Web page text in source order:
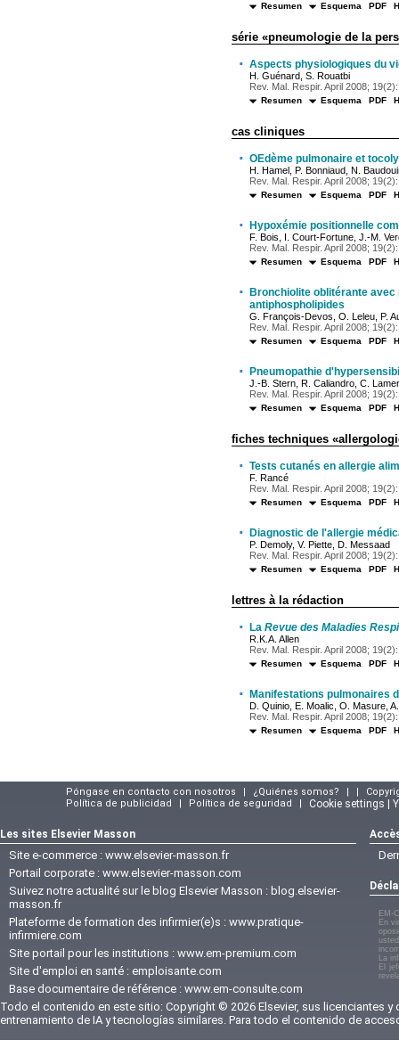
Resumen Esquema PDF
série «pneumologie de la
· Aspects physiologiques du
H. Guénard, S. Rouatbi
Rev. Mal. Respir. April 2008;
Resumen Esquema PDF
cas cliniques
· OEdème pulmonaire et
H. Hamel, P. Bonniaud, N.
Rev. Mal. Respir. April 2008;
Resumen Esquema PDF
· Hypoxémie positionnelle
F. Bois, I. Court-Fortune, J.-M.
Rev. Mal. Respir. April 2008;
Resumen Esquema PDF
·
Bronchiolite oblitérante
antiphospholipides
G. François-Devos, O. Leleu, P.
Rev. Mal. Respir. April 2008;
Resumen Esquema PDF
· Pneumopathie
J.-B. Stern, R. Caliandro, C.
Rev. Mal. Respir. April 2008;
Resumen Esquema PDF
fiches techniques
· Tests cutanés en allergie
F. Rancé
Rev. Mal. Respir. April 2008;
Resumen Esquema PDF
· Diagnostic de l'allergie
P. Demoly, V. Piette, D. Messaad
Rev. Mal. Respir. April 2008;
Resumen Esquema PDF
lettres à la rédaction
· La Revue des Maladies
R.K.A. Allen
Rev. Mal. Respir. April 2008;
Resumen Esquema PDF
· Manifestations pulmonaires
D. Quinio, E. Moalic, O. Masure,
Rev. Mal. Respir. April 2008;
Resumen Esquema PDF
Póngase en contacto con nosotros | ¿Quiénes somos? | |
Política de publicidad
| Política de seguridad | Cookie settings |
Les sites Elsevier Masson
Site e-commerce : www.elsevier-masson.fr
Portail corporate : www.elsevier-masson.com
Suivez notre actualité sur le blog Elsevier Masson : blog.elsevier-
masson.fr
Plateforme de formation des infirmier(e)s : www.pratique-
infirmiere.com
Site portail pour les institutions : www.em-premium.com
Site d'emploi en santé : emploisante.com
Base documentaire de référence : www.em-consulte.com
EM-
En
La
El
Todo el contenido en este sitio: Copyright © 2026 Elsevier, sus licenciantes
entrenamiento de IA y tecnologías similares. Para todo el contenido de